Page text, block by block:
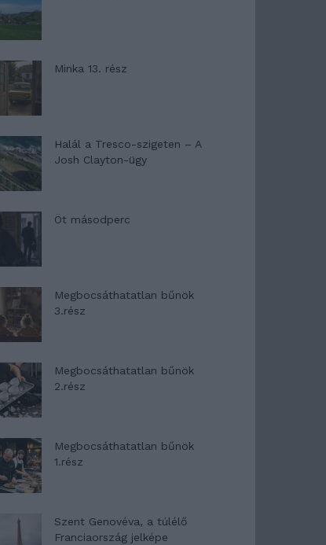
Minka 13. rész
Halál a Tresco-szigeten – A
Josh Clayton-ügy
Öt másodperc
Megbocsáthatatlan bűnök
3.rész
Megbocsáthatatlan bűnök
2.rész
Megbocsáthatatlan bűnök
1.rész
Szent Genovéva, a túlélő
Franciaország jelképe